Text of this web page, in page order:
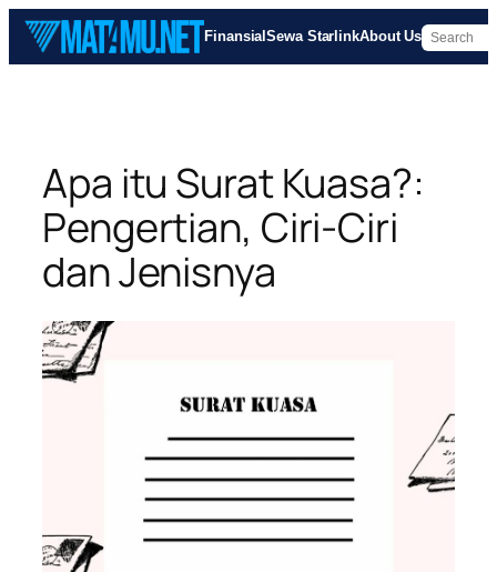
Skip
content
FinansialSewa StarlinkAbout Us
Apa itu Surat Kuasa?:
Pengertian, Ciri-Ciri
dan Jenisnya